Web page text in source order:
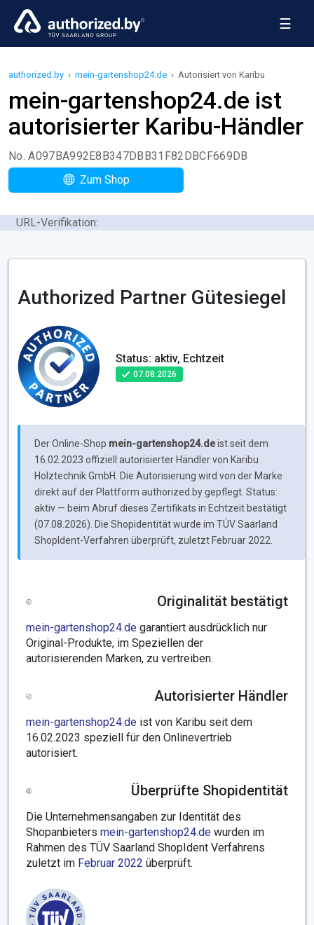
☰
authorized.by › mein-gartenshop24.de › Autorisiert von Karibu
mein-gartenshop24.de ist
autorisierter Karibu-Händler
No. A097BA992E8B347DBB31F82DBCF669DB
Zum Shop
URL-Verifikation:
Authorized Partner Gütesiegel
Status: aktiv, Echtzeit
07.08.2026
Der Online-Shop mein-gartenshop24.deist seit dem
16.02.2023 offiziell autorisierter Händler von Karibu
Holztechnik GmbH. Die Autorisierung wird von der Marke
direkt auf der Plattform authorized.by gepflegt. Status:
aktiv — beim Abruf dieses Zertifikats in Echtzeit bestätigt
(07.08.2026). Die Shopidentität wurde im TÜV Saarland
ShopIdent-Verfahren überprüft, zuletzt Februar 2022.
Originalität bestätigt
mein-gartenshop24.de garantiert ausdrücklich nur
Original-Produkte, im Speziellen der
autorisierenden Marken, zu vertreiben.
Autorisierter Händler
mein-gartenshop24.de ist von Karibu seit dem
16.02.2023 speziell für den Onlinevertrieb
autorisiert.
Überprüfte Shopidentität
Die Unternehmensangaben zur Identität des
Shopanbieters mein-gartenshop24.de wurden im
Rahmen des TÜV Saarland ShopIdent Verfahrens
zuletzt im Februar 2022 überprüft.